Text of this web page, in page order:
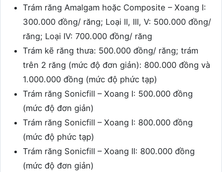
Trám răng Amalgam hoặc Composite – Xoang I:
300.000 đồng/ răng; Loại II, III, V: 500.000 đồng/
răng; Loại IV: 700.000 đồng/ răng
Trám kẽ răng thưa: 500.000 đồng/ răng; trám
trên 2 răng (mức độ đơn giản): 800.000 đồng và
1.000.000 đồng (mức độ phức tạp)
Trám răng Sonicfill – Xoang I: 500.000 đồng
(mức độ đơn giản)
Trám răng Sonicfill – Xoang I: 800.000 đồng
(mức độ phức tạp)
Trám răng Sonicfill – Xoang II: 800.000 đồng
(mức độ đơn giản)